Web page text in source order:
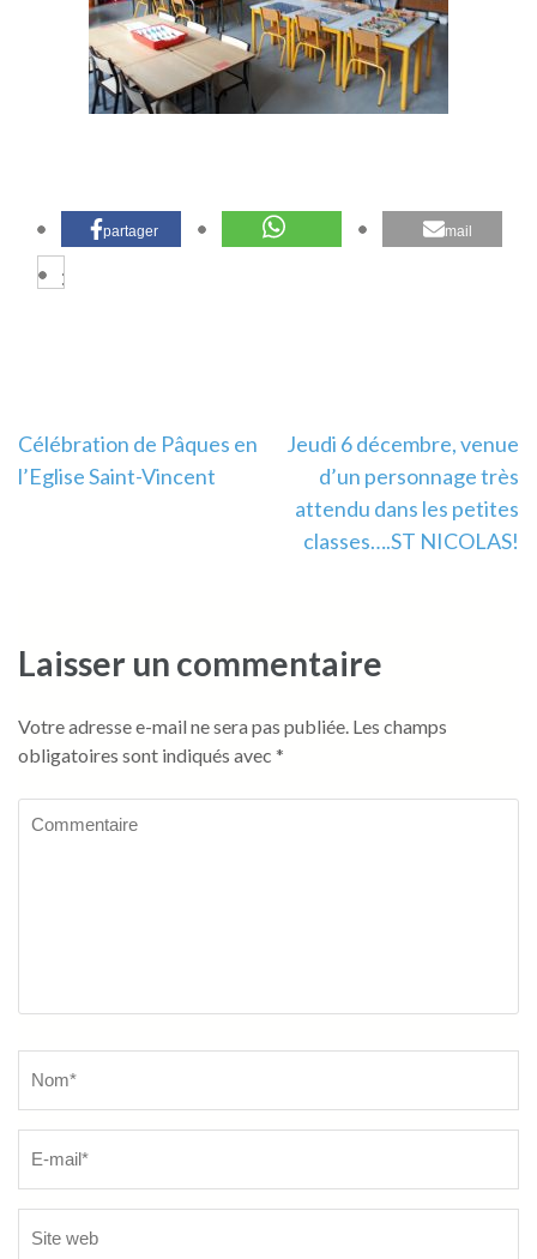
partager mail
Navigation
de
Célébration de Pâques en
l’Eglise Saint-Vincent
Jeudi 6 décembre, venue
d’un personnage très
attendu dans les petites
classes….ST NICOLAS!
Laisser un commentaire
Votre adresse e-mail ne sera pas publiée. Les champs
obligatoires sont indiqués avec *